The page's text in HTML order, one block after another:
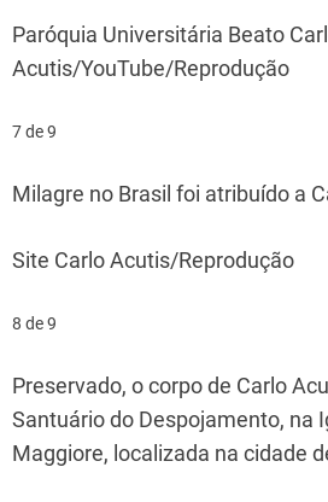
Paróquia Universitária Beato
Acutis/YouTube/Reprodução
7 de 9
Milagre no Brasil foi atribuído a
Site Carlo Acutis/Reprodução
8 de 9
Preservado, o corpo de Carlo
Santuário do Despojamento, na
Maggiore, localizada na cidade